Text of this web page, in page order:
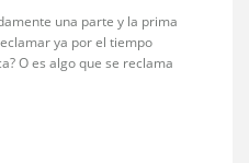
una parte y la prima
ya por el tiempo
O es algo que se reclama